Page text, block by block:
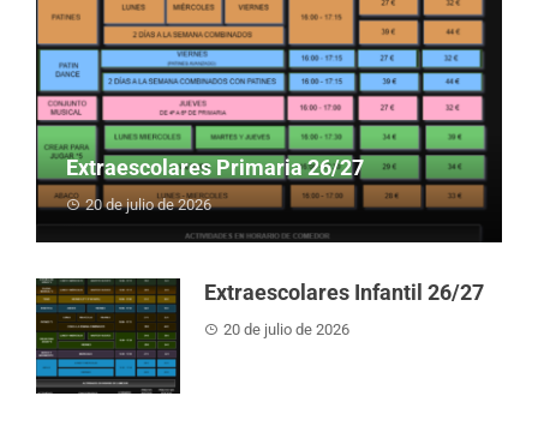
Extraescolares Primaria 26/27
20 de julio de 2026
Extraescolares Infantil 26/27
20 de julio de 2026